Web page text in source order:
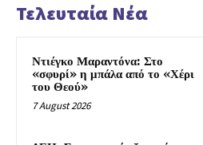
Τελευταία Νέα
Ντιέγκο Μαραντόνα: Στο
«σφυρί» η μπάλα από το «Χέρι
του Θεού»
7 August 2026